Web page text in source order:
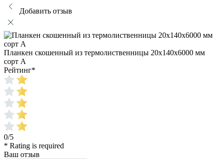
Добавить отзыв
Планкен скошенный из термолиственницы 20х140х6000 мм
сорт А
Рейтинг*
0/5
* Rating is required
Ваш отзыв